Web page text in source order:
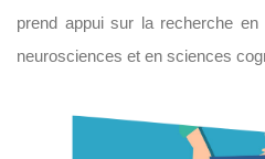
prend appui sur la recherche en
neurosciences et en sciences